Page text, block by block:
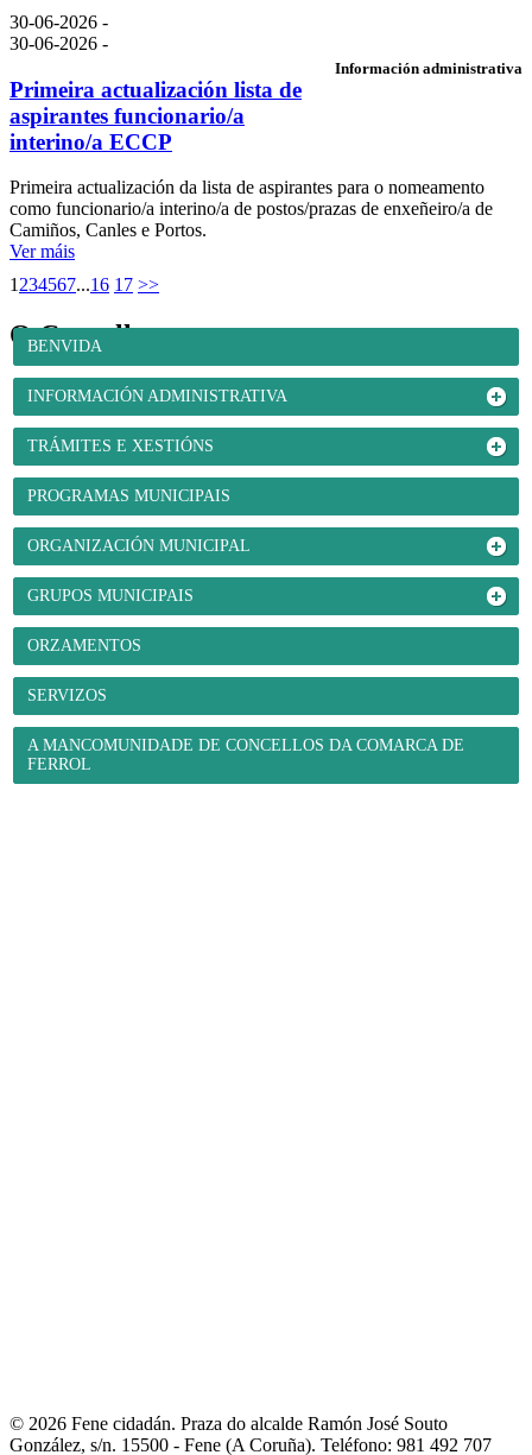
30-06-2026 -
30-06-2026 -
Información administrativa
Primeira actualización lista de
aspirantes funcionario/a
interino/a ECCP
Primeira actualización da lista de aspirantes para o nomeamento
como funcionario/a interino/a de postos/prazas de enxeñeiro/a de
Camiños, Canles e Portos.
Ver máis
1 234567...16 17 >>
O Concello
BENVIDA
INFORMACIÓN ADMINISTRATIVA
TRÁMITES E XESTIÓNS
PROGRAMAS MUNICIPAIS
ORGANIZACIÓN MUNICIPAL
GRUPOS MUNICIPAIS
ORZAMENTOS
SERVIZOS
A MANCOMUNIDADE DE CONCELLOS DA COMARCA DE
FERROL
© 2026 Fene cidadán. Praza do alcalde Ramón José Souto
González, s/n. 15500 - Fene (A Coruña). Teléfono: 981 492 707